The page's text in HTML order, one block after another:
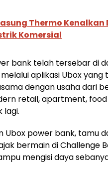
Thermo
Komersial
bank telah tersebar di
aplikasi Ubox yang
dengan usaha dari
retail, apartment,
lagi.
Ubox power bank, tamu
bermain di
mengisi daya